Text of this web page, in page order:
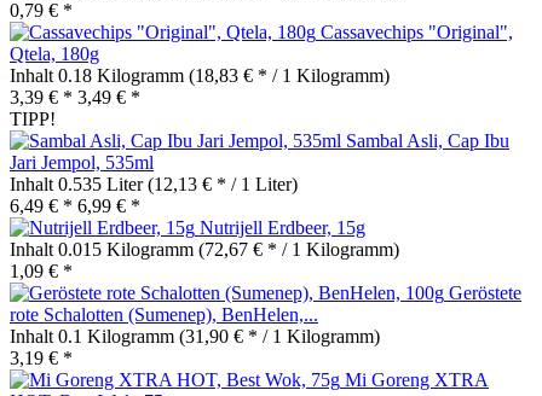
0,79 € *
Cassavechips "Original",
Qtela, 180g
Inhalt 0.18 Kilogramm (18,83 € * / 1 Kilogramm)
3,39 € * 3,49 € *
TIPP!
Sambal Asli, Cap Ibu
Jari Jempol, 535ml
Inhalt 0.535 Liter(12,13 € * / 1 Liter)
6,49 € * 6,99 € *
Nutrijell Erdbeer, 15g
Inhalt 0.015 Kilogramm (72,67 € * / 1 Kilogramm)
1,09 € *
Geröstete
rote Schalotten (Sumenep), BenHelen,...
Inhalt 0.1 Kilogramm (31,90 € * / 1 Kilogramm)
3,19 € *
Mi Goreng XTRA